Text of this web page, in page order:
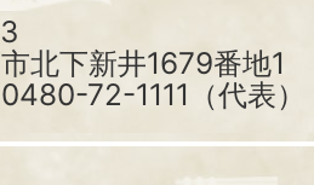
北下新井1679番地1
72-1111（代表）